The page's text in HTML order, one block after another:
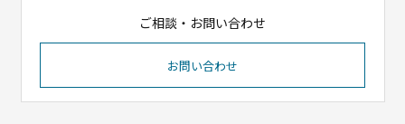
ご相談・お問い合わせ
お問い合わせ